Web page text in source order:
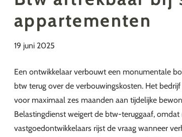
appartementen
19 juni 2025
Een ontwikkelaar verbouwt een monumentale
btw terug over de verbouwingskosten. Het
voor maximaal zes maanden aan tijdelijke
Belastingdienst weigert de btw-teruggaaf,
vastgoedontwikkelaars rijst de vraag wanneer